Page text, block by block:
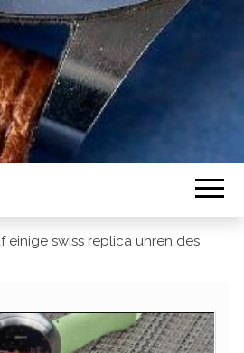
einige swiss replica uhren des